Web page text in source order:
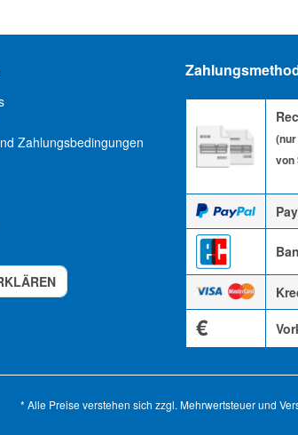
Zahlungsbedingungen
von
€
* Alle Preise verstehen sich zzgl. Mehrwertsteuer und